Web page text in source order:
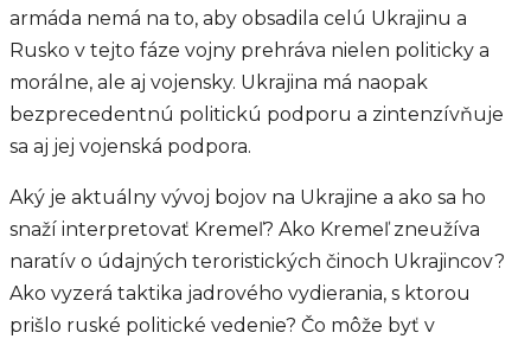
armáda nemá na to, aby obsadila celú Ukrajinu a
Rusko v tejto fáze vojny prehráva nielen politicky a
morálne, ale aj vojensky. Ukrajina má naopak
bezprecedentnú politickú podporu a zintenzívňuje
sa aj jej vojenská podpora.
Aký je aktuálny vývoj bojov na Ukrajine a ako sa ho
snaží interpretovať Kremeľ? Ako Kremeľ zneužíva
naratív o údajných teroristických činoch Ukrajincov?
Ako vyzerá taktika jadrového vydierania, s ktorou
prišlo ruské politické vedenie? Čo môže byť v